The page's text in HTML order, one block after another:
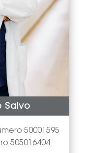
Salvo
50001595
505016404